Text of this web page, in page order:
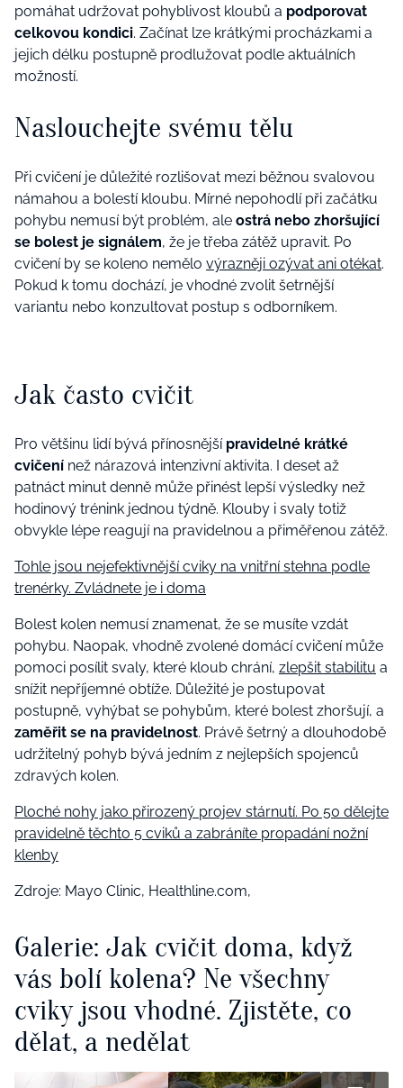
pomáhat udržovat pohyblivost kloubů a podporovat
celkovou kondici. Začínat lze krátkými procházkami a
jejich délku postupně prodlužovat podle aktuálních
možností.
Naslouchejte svému tělu
Při cvičení je důležité rozlišovat mezi běžnou svalovou
námahou a bolestí kloubu. Mírné nepohodlí při začátku
pohybu nemusí být problém, ale ostrá nebo zhoršující
se bolest je signálem, že je třeba zátěž upravit. Po
cvičení by se koleno nemělo výrazněji ozývat ani otékat.
Pokud k tomu dochází, je vhodné zvolit šetrnější
variantu nebo konzultovat postup s odborníkem.
Jak často cvičit
Pro většinu lidí bývá přínosnější pravidelné krátké
cvičení než nárazová intenzivní aktivita. I deset až
patnáct minut denně může přinést lepší výsledky než
hodinový trénink jednou týdně. Klouby i svaly totiž
obvykle lépe reagují na pravidelnou a přiměřenou zátěž.
Tohle jsou nejefektivnější cviky na vnitřní stehna podle
trenérky. Zvládnete je i doma
Bolest kolen nemusí znamenat, že se musíte vzdát
pohybu. Naopak, vhodně zvolené domácí cvičení může
pomoci posílit svaly, které kloub chrání, zlepšit stabilitu a
snížit nepříjemné obtíže. Důležité je postupovat
postupně, vyhýbat se pohybům, které bolest zhoršují, a
zaměřit se na pravidelnost. Právě šetrný a dlouhodobě
udržitelný pohyb bývá jedním z nejlepších spojenců
zdravých kolen.
Ploché nohy jako přirozený projev stárnutí. Po 50 dělejte
pravidelně těchto 5 cviků a zabráníte propadání nožní
klenby
Zdroje: Mayo Clinic, Healthline.com,
Galerie: Jak cvičit doma, když
vás bolí kolena? Ne všechny
cviky jsou vhodné. Zjistěte, co
dělat, a nedělat